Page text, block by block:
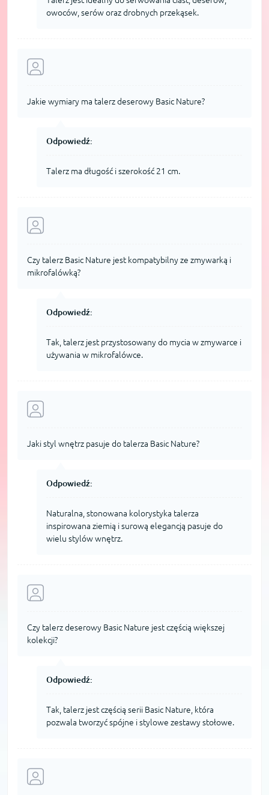
owoców, serów oraz drobnych przekąsek.
Jakie wymiary ma talerz deserowy Basic Nature?
Odpowiedź:
Talerz ma długość i szerokość 21 cm.
Czy talerz Basic Nature jest kompatybilny ze zmywarką i
mikrofalówką?
Odpowiedź:
Tak, talerz jest przystosowany do mycia w zmywarce i
używania w mikrofalówce.
Jaki styl wnętrz pasuje do talerza Basic Nature?
Odpowiedź:
Naturalna, stonowana kolorystyka talerza
inspirowana ziemią i surową elegancją pasuje do
wielu stylów wnętrz.
Czy talerz deserowy Basic Nature jest częścią większej
kolekcji?
Odpowiedź:
Tak, talerz jest częścią serii Basic Nature, która
pozwala tworzyć spójne i stylowe zestawy stołowe.